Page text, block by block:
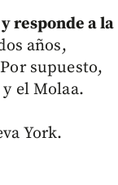
y responde a la
años,
supuesto,
el Molaa.
York.